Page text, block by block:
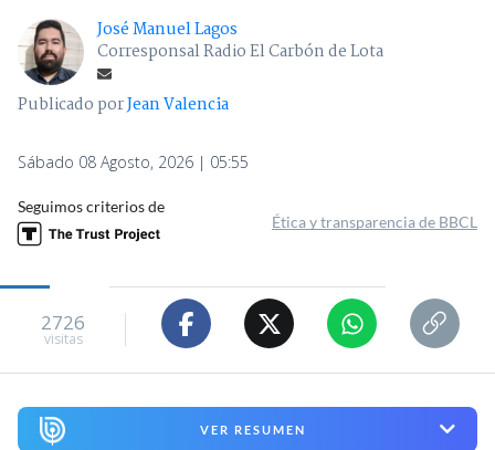
José Manuel Lagos
Corresponsal Radio El Carbón de Lota
Publicado porJean Valencia
Sábado 08 Agosto, 2026 | 05:55
Seguimos criterios de
Ética y transparencia de BBCL
2726
visitas
VER RESUMEN